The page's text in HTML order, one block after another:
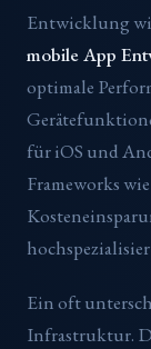
Entwicklung
mobile App
optimale
für iOS und
Frameworks
Ein oft
Infrastruktur.